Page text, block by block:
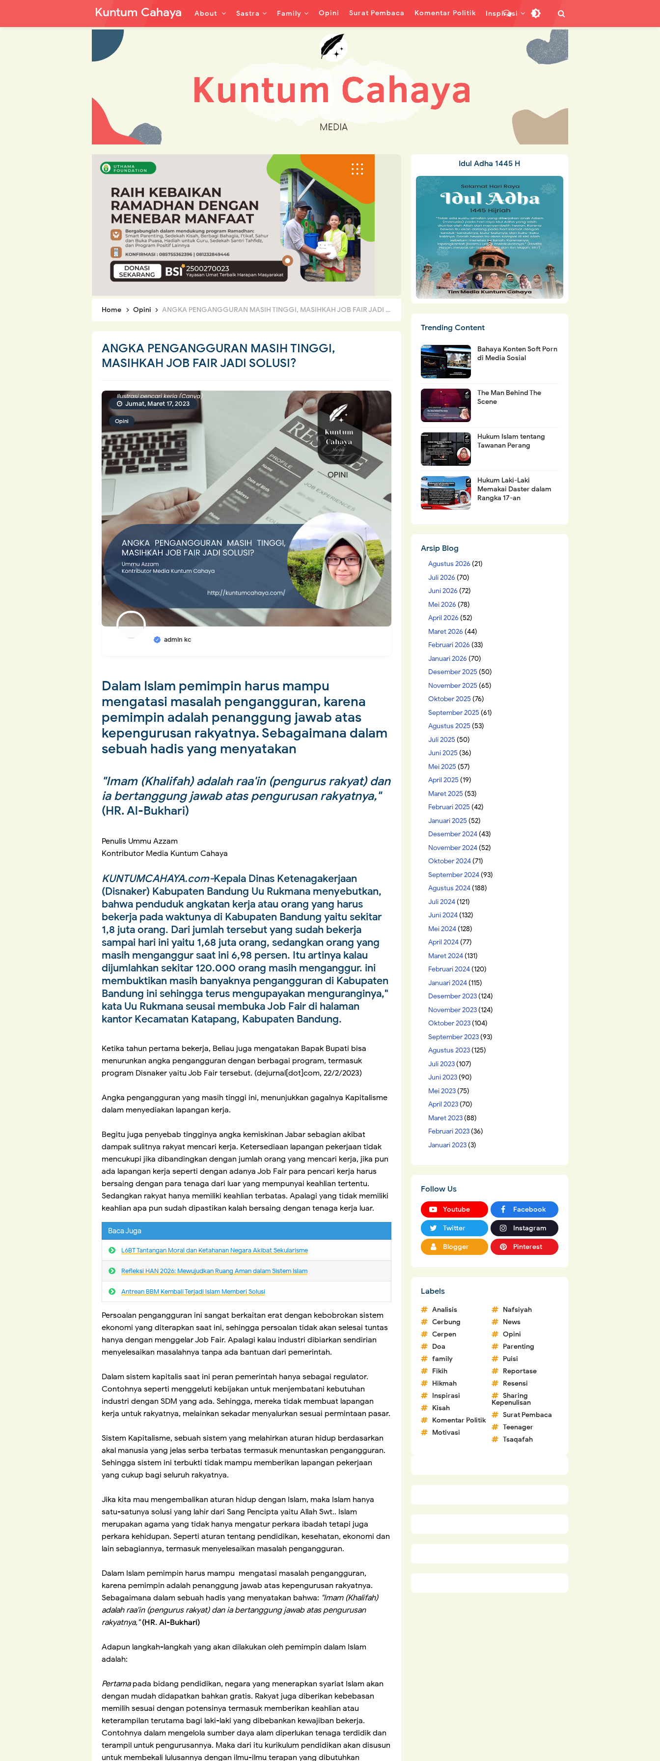
Kuntum Cahaya About Sastra Family Opini Surat Pembaca Komentar Politik Inspirasi
Home Opini ANGKA PENGANGGURAN MASIH TINGGI, MASIHKAH JOB FAIR JADI SOLUSI?
ANGKA PENGANGGURAN MASIH TINGGI,
MASIHKAH JOB FAIR JADI SOLUSI?
Opini
admin kc
Jumat, Maret 17, 2023
Dalam Islam pemimpin harus mampu
mengatasi masalah pengangguran, karena
pemimpin adalah penanggung jawab atas
kepengurusan rakyatnya. Sebagaimana dalam
sebuah hadis yang menyatakan
"Imam (Khalifah) adalah raa'in (pengurus rakyat) dan
ia bertanggung jawab atas pengurusan rakyatnya,"
(HR. Al-Bukhari)
Penulis Ummu Azzam
Kontributor Media Kuntum Cahaya
KUNTUMCAHAYA.com-Kepala Dinas Ketenagakerjaan
(Disnaker) Kabupaten Bandung Uu Rukmana menyebutkan,
bahwa penduduk angkatan kerja atau orang yang harus
bekerja pada waktunya di Kabupaten Bandung yaitu sekitar
1,8 juta orang. Dari jumlah tersebut yang sudah bekerja
sampai hari ini yaitu 1,68 juta orang, sedangkan orang yang
masih menganggur saat ini 6,98 persen. Itu artinya kalau
dijumlahkan sekitar 120.000 orang masih menganggur. ini
membuktikan masih banyaknya pengangguran di Kabupaten
Bandung ini sehingga terus mengupayakan menguranginya,"
kata Uu Rukmana seusai membuka Job Fair di halaman
kantor Kecamatan Katapang, Kabupaten Bandung.
Ketika tahun pertama bekerja, Beliau juga mengatakan Bapak Bupati bisa
menurunkan angka pengangguran dengan berbagai program, termasuk
program Disnaker yaitu Job Fair tersebut. (dejurnal[dot]com, 22/2/2023)
Angka pengangguran yang masih tinggi ini, menunjukkan gagalnya Kapitalisme
dalam menyediakan lapangan kerja.
Begitu juga penyebab tingginya angka kemiskinan Jabar sebagian akibat
dampak sulitnya rakyat mencari kerja. Ketersediaan lapangan pekerjaan tidak
mencukupi jika dibandingkan dengan jumlah orang yang mencari kerja, jika pun
ada lapangan kerja seperti dengan adanya Job Fair para pencari kerja harus
bersaing dengan para tenaga dari luar yang mempunyai keahlian tertentu.
Sedangkan rakyat hanya memiliki keahlian terbatas. Apalagi yang tidak memiliki
keahlian apa pun sudah dipastikan kalah bersaing dengan tenaga kerja luar.
Baca Juga
L6BT Tantangan Moral dan Ketahanan Negara Akibat Sekularisme
Refleksi HAN 2026: Mewujudkan Ruang Aman dalam Sistem Islam
Antrean BBM Kembali Terjadi lslam Memberi Solusi
Persoalan pengangguran ini sangat berkaitan erat dengan kebobrokan sistem
ekonomi yang diterapkan saat ini, sehingga persoalan tidak akan selesai tuntas
hanya dengan menggelar Job Fair. Apalagi kalau industri dibiarkan sendirian
menyelesaikan masalahnya tanpa ada bantuan dari pemerintah.
Dalam sistem kapitalis saat ini peran pemerintah hanya sebagai regulator.
Contohnya seperti menggeluti kebijakan untuk menjembatani kebutuhan
industri dengan SDM yang ada. Sehingga, mereka tidak membuat lapangan
kerja untuk rakyatnya, melainkan sekadar menyalurkan sesuai permintaan pasar.
Sistem Kapitalisme, sebuah sistem yang melahirkan aturan hidup berdasarkan
akal manusia yang jelas serba terbatas termasuk menuntaskan pengangguran.
Sehingga sistem ini terbukti tidak mampu memberikan lapangan pekerjaan
yang cukup bagi seluruh rakyatnya.
Jika kita mau mengembalikan aturan hidup dengan Islam, maka Islam hanya
satu-satunya solusi yang lahir dari Sang Pencipta yaitu Allah Swt.. Islam
merupakan agama yang tidak hanya mengatur perkara ibadah tetapi juga
perkara kehidupan. Seperti aturan tentang pendidikan, kesehatan, ekonomi dan
lain sebagiannya, termasuk menyelesaikan masalah pengangguran.
Dalam Islam pemimpin harus mampu mengatasi masalah pengangguran,
karena pemimpin adalah penanggung jawab atas kepengurusan rakyatnya.
Sebagaimana dalam sebuah hadis yang menyatakan bahwa: "Imam (Khalifah)
adalah raa'in (pengurus rakyat) dan ia bertanggung jawab atas pengurusan
rakyatnya," (HR. Al-Bukhari)
Adapun langkah-langkah yang akan dilakukan oleh pemimpin dalam Islam
adalah:
Pertamapada bidang pendidikan, negara yang menerapkan syariat Islam akan
dengan mudah didapatkan bahkan gratis. Rakyat juga diberikan kebebasan
memilih sesuai dengan potensinya termasuk memberikan keahlian atau
keterampilan terutama bagi laki-laki yang dibebankan kewajiban bekerja.
Contohnya dalam mengelola sumber daya alam diperlukan tenaga terdidik dan
terampil untuk pengurusannya. Maka dari itu kurikulum pendidikan akan disusun
untuk membekali lulusannya dengan ilmu-ilmu terapan yang dibutuhkan
Idul Adha 1445 H
Trending Content
Bahaya Konten Soft Porn
di Media Sosial
The Man Behind The
Scene
Hukum Islam tentang
Tawanan Perang
Hukum Laki-Laki
Memakai Daster dalam
Rangka 17-an
Arsip Blog
Agustus 2026 (21)
Juli 2026 (70)
Juni 2026 (72)
Mei 2026 (78)
April 2026 (52)
Maret 2026 (44)
Februari 2026 (33)
Januari 2026 (70)
Desember 2025 (50)
November 2025 (65)
Oktober 2025 (76)
September 2025 (61)
Agustus 2025 (53)
Juli 2025 (50)
Juni 2025 (36)
Mei 2025 (57)
April 2025 (19)
Maret 2025 (53)
Februari 2025 (42)
Januari 2025 (52)
Desember 2024(43)
November 2024(52)
Oktober 2024(71)
September 2024(93)
Agustus 2024(188)
Juli 2024(121)
Juni 2024(132)
Mei 2024(128)
April 2024(77)
Maret 2024(131)
Februari 2024(120)
Januari 2024(115)
Desember 2023(124)
November 2023(124)
Oktober 2023(104)
September 2023(93)
Agustus 2023(125)
Juli 2023(107)
Juni 2023(90)
Mei 2023(75)
April 2023(70)
Maret 2023(88)
Februari 2023(36)
Januari 2023(3)
Follow Us
Youtube Facebook
Twitter Instagram
Blogger Pinterest
Labels
Analisis
Cerbung
Cerpen
Doa
family
Fikih
Hikmah
Inspirasi
Kisah
Komentar Politik
Motivasi
Nafsiyah
News
Opini
Parenting
Puisi
Reportase
Resensi
Sharing
Kepenulisan
Surat Pembaca
Teenager
Tsaqafah